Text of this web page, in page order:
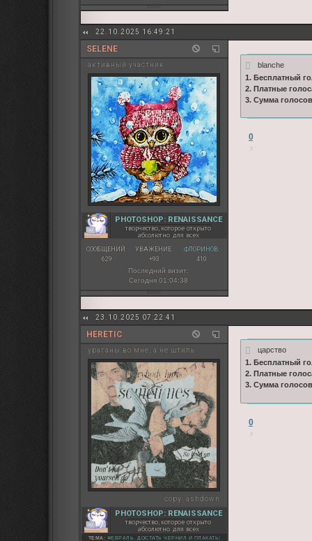
22.10.2025 16:49:21
SELENE
активный участник
PHOTOSHOP: RENAISSANCE
творчество, которое открыто
абсолютно для всех
СООБЩЕНИЙ:
629
УВАЖЕНИЕ:
+93
ФЛОРИНОВ:
410
Последний визит:
Сегодня 01:04:38
blanche
1. Бесплатный
2. Платные
3. Сумма
0
23.10.2025 07:22:41
HERETIC
ураганы во мне, а не штиль
copy: ashdown
PHOTOSHOP: RENAISSANCE
творчество, которое открыто
абсолютно для всех
ТЕМА: ФЕВРАЛЬ. ДОСТАТЬ ЧЕРНИЛ И ПЛАКАТЬ!
царство
1. Бесплатный
2. Платные
3. Сумма
0